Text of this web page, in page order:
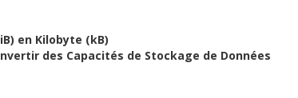
en Kilobyte (kB)
des Capacités de Stockage de Données